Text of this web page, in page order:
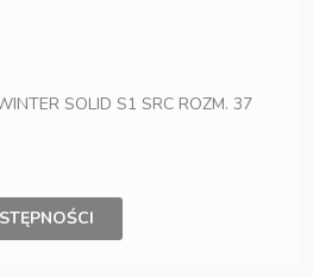
SOLID S1 SRC ROZM. 37